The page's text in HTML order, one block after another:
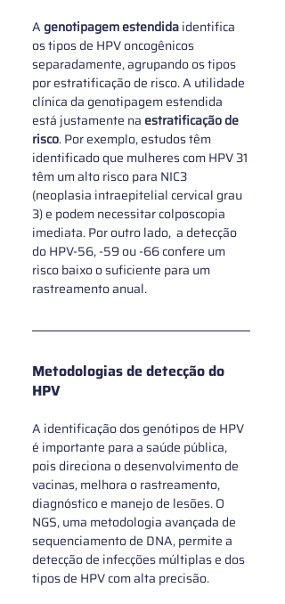
A genotipagem estendida identifica
os tipos de HPV oncogênicos
separadamente, agrupando os tipos
por estratificação de risco. A utilidade
clínica da genotipagem estendida
está justamente na estratificação de
risco. Por exemplo, estudos têm
identificado que mulheres com HPV 31
têm um alto risco para NIC3
(neoplasia intraepitelial cervical grau
3) e podem necessitar colposcopia
imediata. Por outro lado,  a detecção
do HPV-56, -59 ou -66 confere um
risco baixo o suficiente para um
rastreamento anual.
Metodologias de detecção do
HPV
A identificação dos genótipos de HPV
é importante para a saúde pública,
pois direciona o desenvolvimento de
vacinas, melhora o rastreamento,
diagnóstico e manejo de lesões. O
NGS, uma metodologia avançada de
sequenciamento de DNA, permite a
detecção de infecções múltiplas e dos
tipos de HPV com alta precisão.